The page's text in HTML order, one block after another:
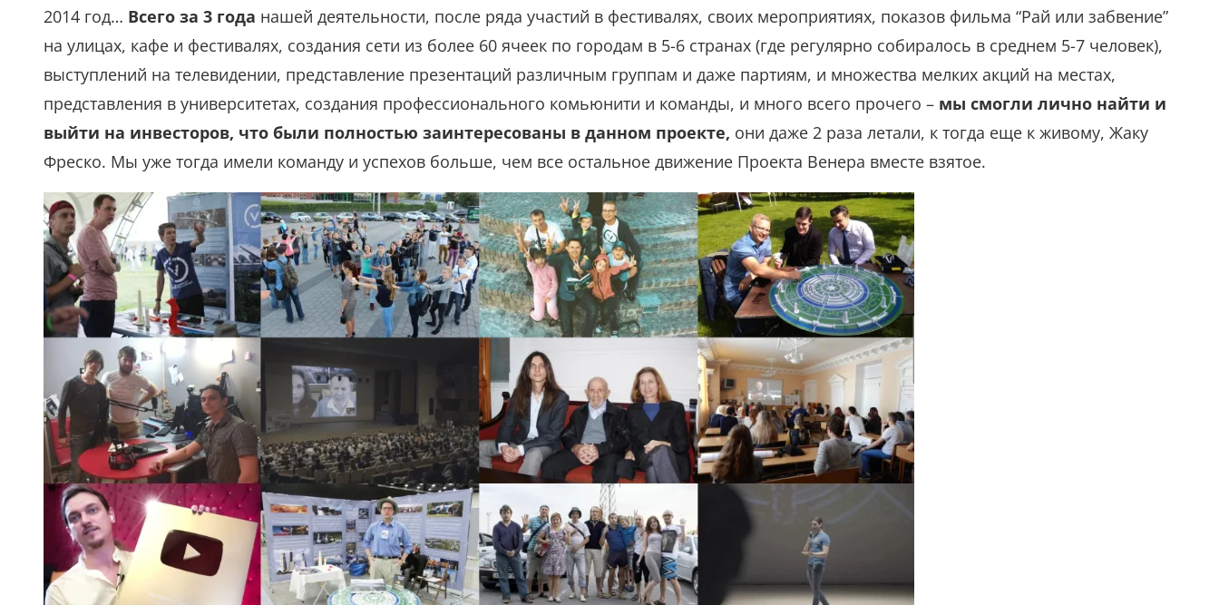
2014 год… Всего за 3 года нашей деятельности, после ряда участий в фестивалях, своих мероприятиях, показов фильма “Рай или забвение”
на улицах, кафе и фестивалях, создания сети из более 60 ячеек по городам в 5-6 странах (где регулярно собиралось в среднем 5-7 человек),
выступлений на телевидении, представление презентаций различным группам и даже партиям, и множества мелких акций на местах,
представления в университетах, создания профессионального комьюнити и команды, и много всего прочего – мы смогли лично найти и
выйти на инвесторов, что были полностью заинтересованы в данном проекте, они даже 2 раза летали, к тогда еще к живому, Жаку
Фреско. Мы уже тогда имели команду и успехов больше, чем все остальное движение Проекта Венера вместе взятое.